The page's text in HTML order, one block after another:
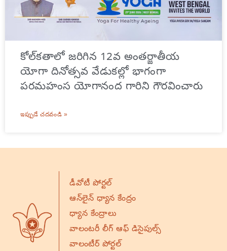
కోల్‌కతాలో జరిగిన 12వ అంతర్జాతీయ
యోగా దినోత్సవ వేడుకల్లో భాగంగా
పరమహంస యోగానంద గారిని గౌరవించారు
ఇప్పుడే చదవండి »
డీవోటీ పోర్టల్
ఆన్‌లైన్ ధ్యాన కేంద్రం
ధ్యాన కేంద్రాలు
వాలంటరీ లీగ్ ఆఫ్ డిసైపుల్స్
వాలంటీర్ పోర్టల్